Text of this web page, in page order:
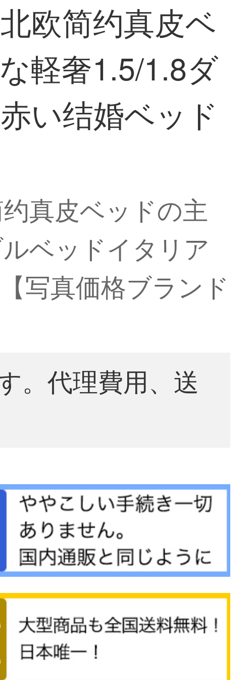
欧简约真皮ベ
軽奢1.5/1.8ダ
い结婚ベッド
真皮ベッドの主
ベッドイタリア
写真価格ブランド
。代理費用、送